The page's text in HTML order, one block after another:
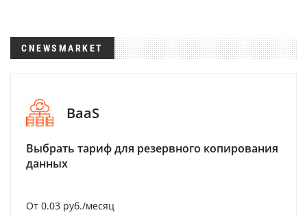
CNEWSMARKET
BaaS
Выбрать тариф для резервного копирования
данных
От 0.03 руб./месяц